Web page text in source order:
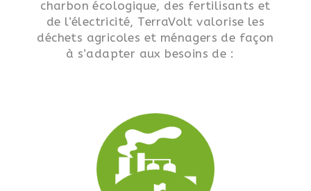
charbon écologique, des fertilisants et
de l’électricité, TerraVolt valorise les
déchets agricoles et ménagers de façon
à s’adapter aux besoins de :